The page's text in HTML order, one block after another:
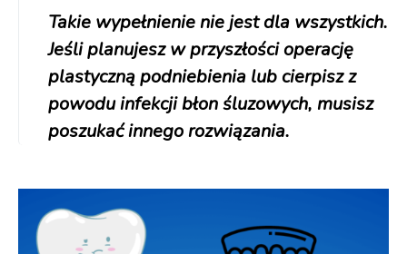
Takie wypełnienie nie jest dla wszystkich.
Jeśli planujesz w przyszłości operację
plastyczną podniebienia lub cierpisz z
powodu infekcji błon śluzowych, musisz
poszukać innego rozwiązania.